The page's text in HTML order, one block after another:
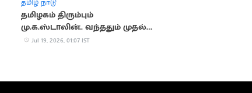
தமிழ் நாடு
தமிழகம் திரும்பும்
மு.க.ஸ்டாலின்.. வந்ததும் முதல்
நடவடிக்கை
Jul 19, 2026, 01:07 IST